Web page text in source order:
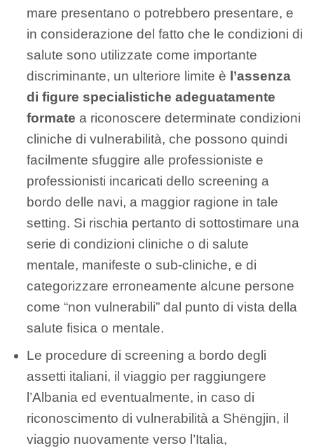
mare presentano o potrebbero presentare, e
in considerazione del fatto che le condizioni di
salute sono utilizzate come importante
discriminante, un ulteriore limite è l’assenza
di figure specialistiche adeguatamente
formate a riconoscere determinate condizioni
cliniche di vulnerabilità, che possono quindi
facilmente sfuggire alle professioniste e
professionisti incaricati dello screening a
bordo delle navi, a maggior ragione in tale
setting. Si rischia pertanto di sottostimare una
serie di condizioni cliniche o di salute
mentale, manifeste o sub-cliniche, e di
categorizzare erroneamente alcune persone
come “non vulnerabili” dal punto di vista della
salute fisica o mentale.
Le procedure di screening a bordo degli
assetti italiani, il viaggio per raggiungere
l’Albania ed eventualmente, in caso di
riconoscimento di vulnerabilità a Shëngjin, il
viaggio nuovamente verso l’Italia,